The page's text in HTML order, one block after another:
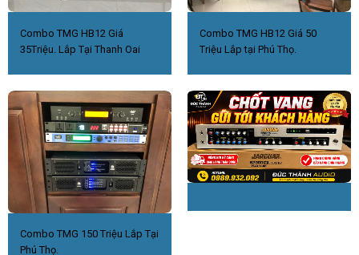
Combo TMG HB12 Giá
35Triệu. Lắp Tại Thanh Oai
Combo TMG HB12 Giá 50
Triệu Lắp tại Phú Thọ.
Combo TMG 150 Triệu Lắp Tại
Phú Thọ.